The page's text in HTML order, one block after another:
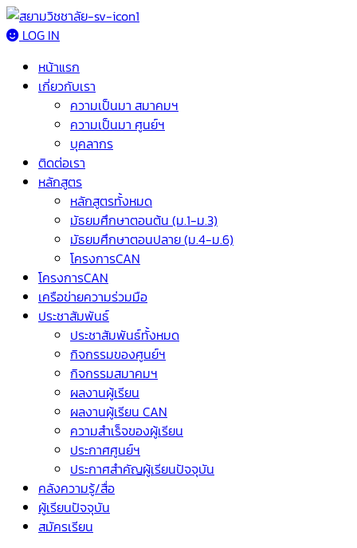
LOG IN
หน้าแรก
เกี่ยวกับเรา
ความเป็นมา สมาคมฯ
ความเป็นมา ศูนย์ฯ
บุคลากร
ติดต่อเรา
หลักสูตร
หลักสูตรทั้งหมด
มัธยมศึกษาตอนต้น (ม.1-ม.3)
มัธยมศึกษาตอนปลาย (ม.4-ม.6)
โครงการCAN
โครงการCAN
เครือข่ายความร่วมมือ
ประชาสัมพันธ์
ประชาสัมพันธ์ทั้งหมด
กิจกรรมของศูนย์ฯ
กิจกรรมสมาคมฯ
ผลงานผู้เรียน
ผลงานผู้เรียน CAN
ความสำเร็จของผู้เรียน
ประกาศศูนย์ฯ
ประกาศสำคัญผู้เรียนปัจจุบัน
คลังความรู้/สื่อ
ผู้เรียนปัจจุบัน
สมัครเรียน